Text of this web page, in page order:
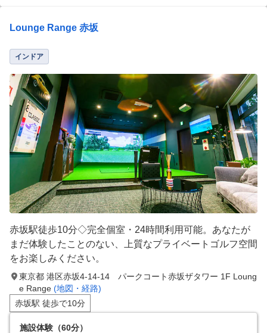
Lounge Range 赤坂
インドア
赤坂駅徒歩10分◇完全個室・24時間利用可能。あなたが
まだ体験したことのない、上質なプライベートゴルフ空間
をお楽しみください。
東京都 港区赤坂4-14-14 パークコート赤坂ザタワー 1F Loung
e Range (地図・経路)
赤坂駅 徒歩で10分
施設体験（60分）